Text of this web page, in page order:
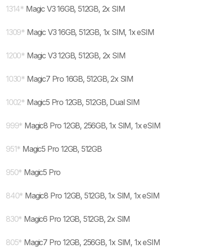
1314* Magic V3 16GB, 512GB, 2x SIM
1309* Magic V3 16GB, 512GB, 1x SIM, 1x eSIM
1200* Magic V3 12GB, 512GB, 2x SIM
1030* Magic7 Pro 16GB, 512GB, 2x SIM
1002* Magic5 Pro 12GB, 512GB, Dual SIM
999* Magic8 Pro 12GB, 256GB, 1x SIM, 1x eSIM
951* Magic5 Pro 12GB, 512GB
950* Magic5 Pro
840* Magic8 Pro 12GB, 512GB, 1x SIM, 1x eSIM
830* Magic6 Pro 12GB, 512GB, 2x SIM
805* Magic7 Pro 12GB, 256GB, 1x SIM, 1x eSIM